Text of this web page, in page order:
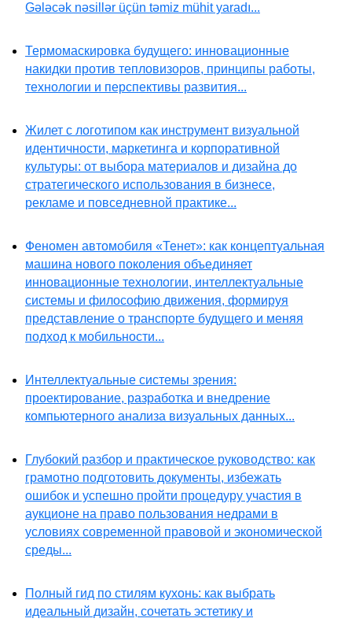
Gələcək nəsillər üçün təmiz mühit yaradı...
Термомаскировка будущего: инновационные
накидки против тепловизоров, принципы работы,
технологии и перспективы развития...
Жилет с логотипом как инструмент визуальной
идентичности, маркетинга и корпоративной
культуры: от выбора материалов и дизайна до
стратегического использования в бизнесе,
рекламе и повседневной практике...
Феномен автомобиля «Тенет»: как концептуальная
машина нового поколения объединяет
инновационные технологии, интеллектуальные
системы и философию движения, формируя
представление о транспорте будущего и меняя
подход к мобильности...
Интеллектуальные системы зрения:
проектирование, разработка и внедрение
компьютерного анализа визуальных данных...
Глубокий разбор и практическое руководство: как
грамотно подготовить документы, избежать
ошибок и успешно пройти процедуру участия в
аукционе на право пользования недрами в
условиях современной правовой и экономической
среды...
Полный гид по стилям кухонь: как выбрать
идеальный дизайн, сочетать эстетику и